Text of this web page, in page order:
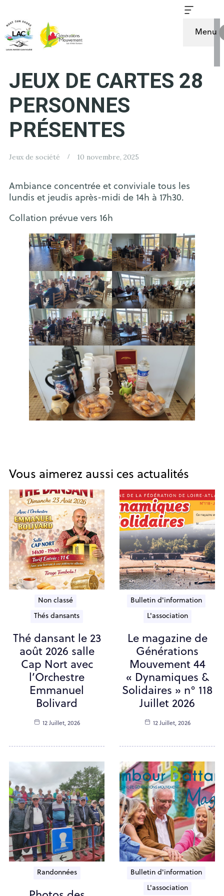
Menu
UN APRÈS-MIDI
JEUX DE CARTES 28
PERSONNES
PRÉSENTES
Jeux de société 10 novembre, 2025
Ambiance concentrée et conviviale tous les
lundis et jeudis après-midi de 14h à 17h30.
Collation prévue vers 16h
Vous aimerez aussi ces actualités
Non classé
Thés dansants
Thé dansant le 23
août 2026 salle
Cap Nort avec
l’Orchestre
Emmanuel
Bolivard
12 Juillet, 2026
Bulletin d'information
L'association
Le magazine de
Générations
Mouvement 44
« Dynamiques &
Solidaires » n° 118
Juillet 2026
12 Juillet, 2026
Randonnées Bulletin d'information
L'association